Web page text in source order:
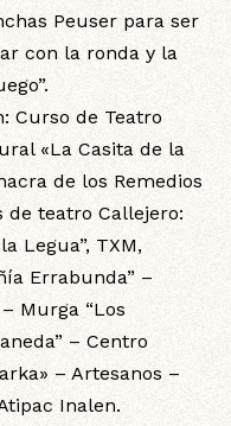
Peuser para ser
con la ronda y la
Curso de Teatro
«La Casita de la
de los Remedios
de teatro Callejero:
Legua”, TXM,
Errabunda” –
Murga “Los
– Centro
– Artesanos –
Inalen.